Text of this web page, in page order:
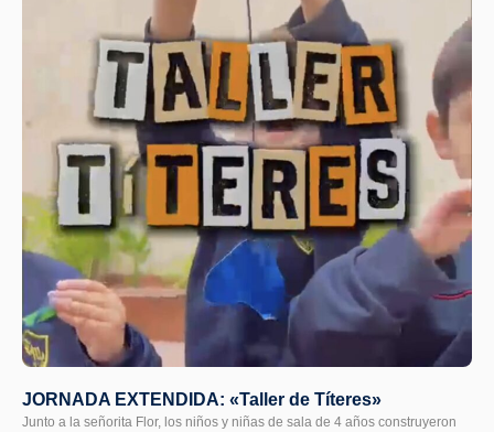
JORNADA EXTENDIDA: «Taller de Títeres»
Junto a la señorita Flor, los niños y niñas de sala de 4 años construyeron